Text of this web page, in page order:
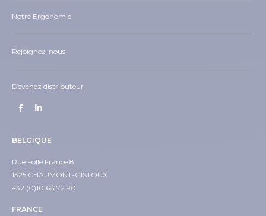
Notre Ergonomie
Rejoignez-nous
Devenez distributeur
BELGIQUE
Rue Folle France 8
1325 CHAUMONT-GISTOUX
+32 (0)10 68 72 90
FRANCE